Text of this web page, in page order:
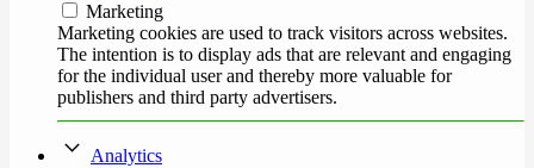
Marketing
Marketing cookies are used to track visitors across websites.
The intention is to display ads that are relevant and engaging
for the individual user and thereby more valuable for
publishers and third party advertisers.
Analytics